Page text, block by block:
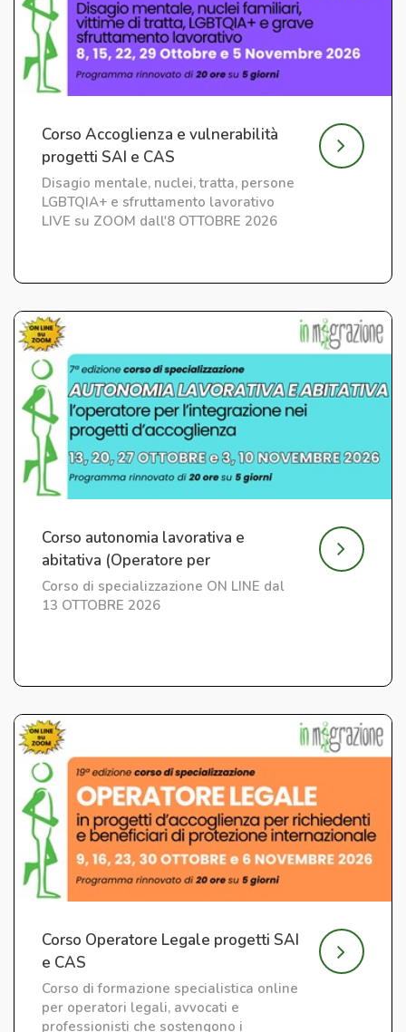
Corso Accoglienza e vulnerabilità
progetti SAI e CAS
Disagio mentale, nuclei, tratta, persone
LGBTQIA+ e sfruttamento lavorativo
LIVE su ZOOM dall'8 OTTOBRE 2026
Corso autonomia lavorativa e
abitativa (Operatore per
l'Integrazione) ed. 7
Corso di specializzazione ON LINE dal
13 OTTOBRE 2026
Corso Operatore Legale progetti SAI
e CAS
Corso di formazione specialistica online
per operatori legali, avvocati e
professionisti che sostengono i